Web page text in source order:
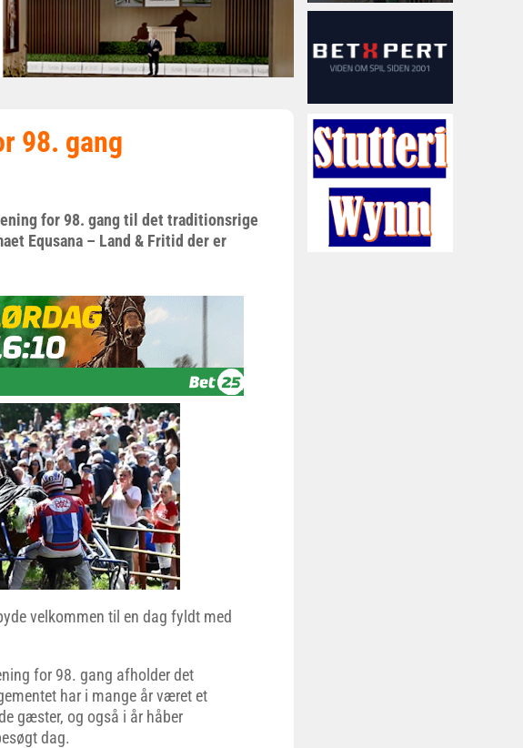
98. gang
for 98. gang til det traditionsrige
Equsana – Land & Fritid der er
velkommen til en dag fyldt med
for 98. gang afholder det
har i mange år været et
gæster, og også i år håber
dag.